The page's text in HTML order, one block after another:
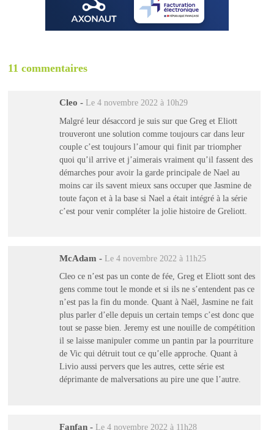
11 commentaires
Cleo - Le 4 novembre 2022 à 10h29
Malgré leur désaccord je suis sur que Greg et Eliott
trouveront une solution comme toujours car dans leur
couple c’est toujours l’amour qui finit par triompher
quoi qu’il arrive et j’aimerais vraiment qu’il fassent des
démarches pour avoir la garde principale de Nael au
moins car ils savent mieux sans occuper que Jasmine de
toute façon et à la base si Nael a était intégré à la série
c’est pour venir compléter la jolie histoire de Greliott.
McAdam - Le 4 novembre 2022 à 11h25
Cleo ce n’est pas un conte de fée, Greg et Eliott sont des
gens comme tout le monde et si ils ne s’entendent pas ce
n’est pas la fin du monde. Quant à Naël, Jasmine ne fait
plus parler d’elle depuis un certain temps c’est donc que
tout se passe bien. Jeremy est une nouille de compétition
il se laisse manipuler comme un pantin par la pourriture
de Vic qui détruit tout ce qu’elle approche. Quant à
Livio aussi pervers que les autres, cette série est
déprimante de malversations au pire une que l’autre.
Fanfan - Le 4 novembre 2022 à 11h28